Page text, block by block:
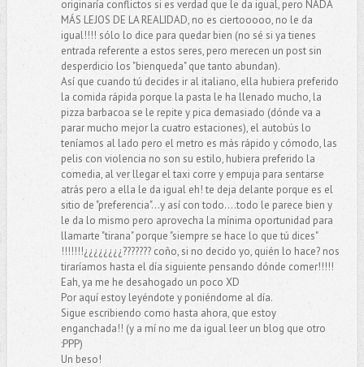
originaría conflictos si es verdad que le da igual, pero NADA
MÁS LEJOS DE LA REALIDAD, no es ciertooooo, no le da
igual!!!! sólo lo dice para quedar bien (no sé si ya tienes
entrada referente a estos seres, pero merecen un post sin
desperdicio los "bienqueda" que tanto abundan).
Así que cuando tú decides ir al italiano, ella hubiera preferido
la comida rápida porque la pasta le ha llenado mucho, la
pizza barbacoa se le repite y pica demasiado (dónde va a
parar mucho mejor la cuatro estaciones), el autobús lo
teníamos al lado pero el metro es más rápido y cómodo, las
pelis con violencia no son su estilo, hubiera preferido la
comedia, al ver llegar el taxi corre y empuja para sentarse
atrás pero a ella le da igual eh! te deja delante porque es el
sitio de "preferencia"...y así con todo....todo le parece bien y
le da lo mismo pero aprovecha la mínima oportunidad para
llamarte "tirana" porque "siempre se hace lo que tú dices"
!!!!!!!¿¿¿¿¿¿¿¿??????? coño, si no decido yo, quién lo hace? nos
tiraríamos hasta el día siguiente pensando dónde comer!!!!!
Eah, ya me he desahogado un poco XD
Por aquí estoy leyéndote y poniéndome al día.
Sigue escribiendo como hasta ahora, que estoy
enganchada!! (y a mí no me da igual leer un blog que otro
:PPP)
Un beso!